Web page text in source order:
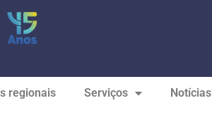
regionais Serviços Notícias